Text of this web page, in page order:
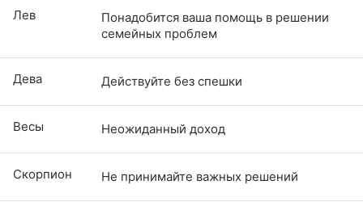
Лев
Понадобится ваша помощь в решении
семейных проблем
Дева Действуйте без спешки
Весы Неожиданный доход
Скорпион Не принимайте важных решений